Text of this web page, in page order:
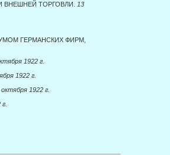
ВНЕШНЕЙ ТОРГОВЛИ. 13
ГЕРМАНСКИХ ФИРМ,
1922 г.
1922 г.
1922 г.